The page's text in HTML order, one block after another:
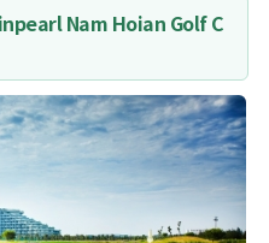
Nam Hoian Golf C